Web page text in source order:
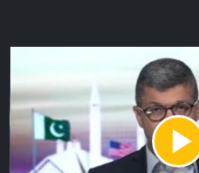
Play
Video